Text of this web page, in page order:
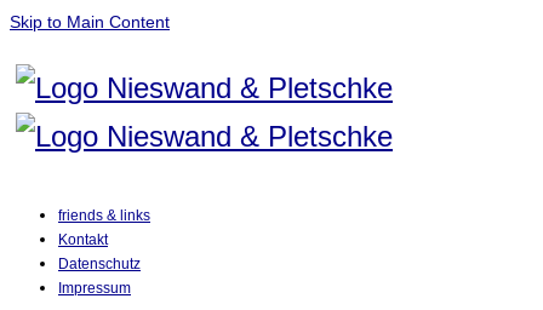
Skip to Main Content
friends & links
Kontakt
Datenschutz
Impressum